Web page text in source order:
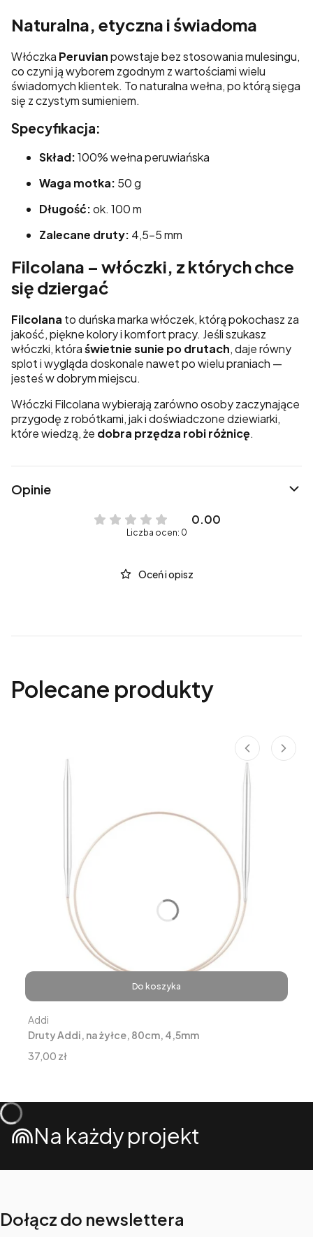
Naturalna, etyczna i świadoma
Włóczka Peruvianpowstaje bez stosowania mulesingu,
co czyni ją wyborem zgodnym z wartościami wielu
świadomych klientek. To naturalna wełna, po którą sięga
się z czystym sumieniem.
Specyfikacja:
Skład:100% wełna peruwiańska
Waga motka: 50 g
Długość:ok. 100 m
Zalecane druty: 4,5–5 mm
Filcolana – włóczki, z których chce
się dziergać
Filcolana to duńska marka włóczek, którą pokochasz za
jakość, piękne kolory i komfort pracy. Jeśli szukasz
włóczki, któraświetnie sunie po drutach, daje równy
splot i wygląda doskonale nawet po wielu praniach —
jesteś w dobrym miejscu.
Włóczki Filcolana wybierają zarówno osoby zaczynające
przygodę z robótkami, jak i doświadczone dziewiarki,
które wiedzą, że dobra przędza robi różnicę.
Opinie
0.00
Liczba ocen: 0
Oceń i opisz
Polecane produkty
Do koszyka
Druty Addi, na żyłce, 80cm, 4,5mm
Producent
Addi
Cena
37,00 zł
Na każdy projekt
Dołącz do newslettera